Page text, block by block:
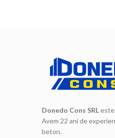
Donedo Cons SRLeste
Avem 22 ani de
beton.